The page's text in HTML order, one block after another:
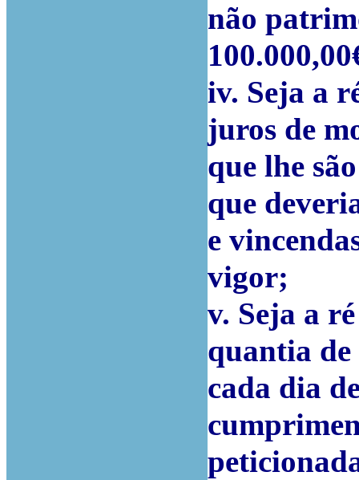
não
iv. Seja a
juros de
que lhe
que
e
vigor;
v. Seja a
quantia de
cada dia